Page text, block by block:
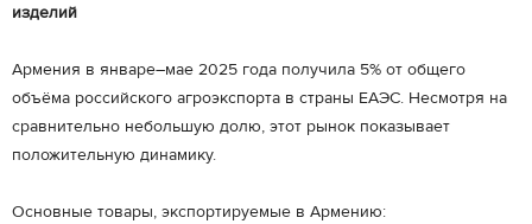
изделий
Армения в январе–мае 2025 года получила 5% от общего
объёма российского агроэкспорта в страны ЕАЭС. Несмотря на
сравнительно небольшую долю, этот рынок показывает
положительную динамику.
Основные товары, экспортируемые в Армению: